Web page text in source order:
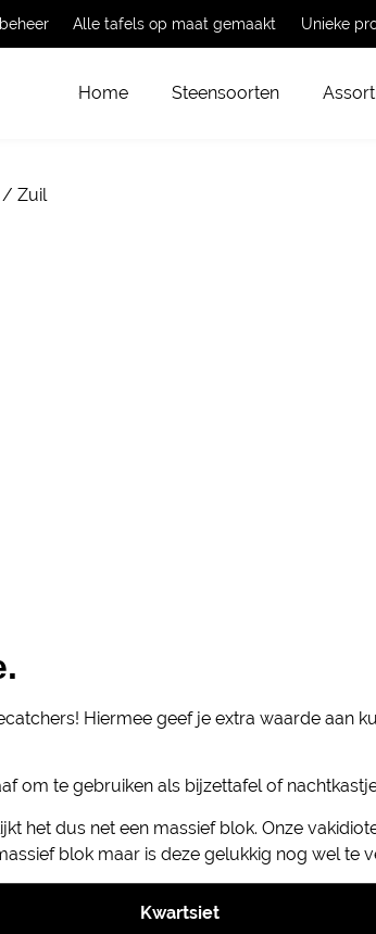
Alle tafels op maat gemaakt Unieke
Home Steensoorten
Hiermee geef je extra waarde aan
om te gebruiken als bijzettafel of
het dus net een massief blok. Onze
blok maar is deze gelukkig nog wel te
Kwartsiet